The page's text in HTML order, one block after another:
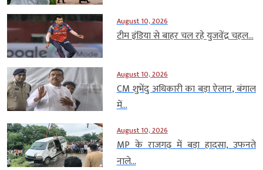
August 10, 2026
टीम इंडिया से बाहर चल रहे युजवेंद्र चहल...
August 10, 2026
CM शुभेंदु अधिकारी का बड़ा ऐलान, बंगाल
में...
August 10, 2026
MP के राजगढ़ में बड़ा हादसा, उफनते
नाले...